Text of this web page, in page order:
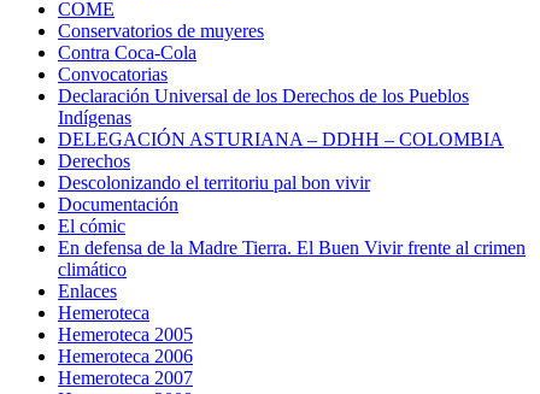
COME
Conservatorios de muyeres
Contra Coca-Cola
Convocatorias
Declaración Universal de los Derechos de los Pueblos
Indígenas
DELEGACIÓN ASTURIANA – DDHH – COLOMBIA
Derechos
Descolonizando el territoriu pal bon vivir
Documentación
El cómic
En defensa de la Madre Tierra. El Buen Vivir frente al crimen
climático
Enlaces
Hemeroteca
Hemeroteca 2005
Hemeroteca 2006
Hemeroteca 2007